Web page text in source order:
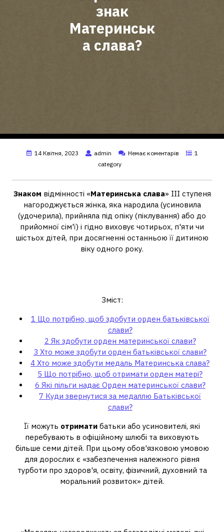
знак
Материнськ
а слава?
14 Квітня, 2023 admin Немає коментарів
1
category
Знаком відмінності «Материнська слава» III ступеня
нагороджується жінка, яка народила (усиновила
(удочерила), прийняла під опіку (піклування) або до
прийомної сім'ї) і гідно виховує чотирьох, п'яти чи
шістьох дітей, при досягненні останньою її дитиною
віку одного року.
Зміст:
1 Що потрібно, щоб здобути орден батьківської
слави?
2 Як здобути орден материнської слави?
3 Хто може здобути орден батьківської слави?
4 Хто може здобути медаль Материнська слава?
5 Що потрібно, щоб отримати орден матері?
6 Які пільги надає Орден материнської слави?
7 Куди звернутися за медаллю Батьківської
слави?
Її можуть отримати батьки або усиновителі, які
перебувають в офіційному шлюбі та виховують
більше семи дітей. При цьому обов'язковою умовою
для дорослих є «забезпечення належного рівня
турботи про здоров'я, освіту, фізичний, духовний та
моральний розвиток» дітей.